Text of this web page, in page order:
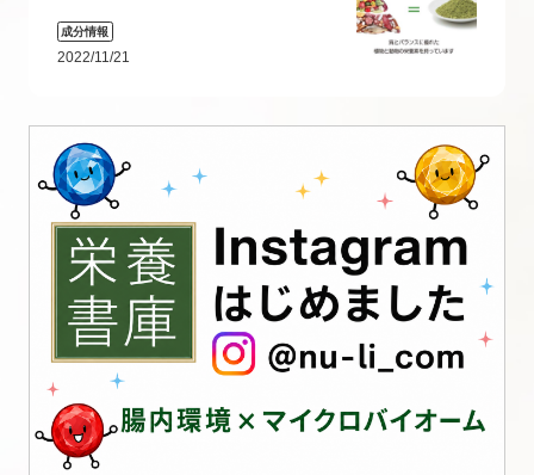
成分情報
2022/11/21